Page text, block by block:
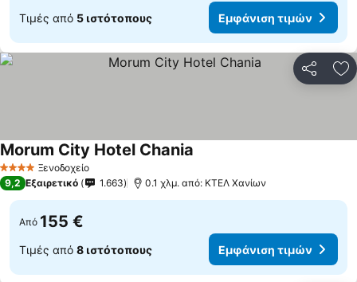
Τιμές από 5 ιστότοπους Εμφάνιση τιμών
4 ΑστέριαΞενοδοχείο
Morum City Hotel Chania
9,2 Εξαιρετικό 1.663 0.1 χλμ. από: ΚΤΕΛ Χανίων
Από 155 €
Τιμές από 8 ιστότοπους Εμφάνιση τιμών